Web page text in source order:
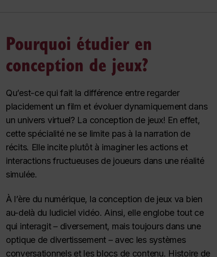
Pourquoi étudier en
conception de jeux?
Qu’est-ce qui fait la différence entre regarder
placidement un film et évoluer dynamiquement dans
un univers virtuel? La conception de jeux! En effet,
cette spécialité ne se limite pas à la narration de
récits. Elle incite plutôt à imaginer les actions et
interactions fructueuses de joueurs dans une réalité
simulée.
À l’ère du numérique, la conception de jeux va bien
au-delà du ludiciel vidéo. Ainsi, elle englobe tout ce
qui interagit – diversement, mais toujours dans une
optique de divertissement – avec les systèmes
conversationnels et les blocs de contenu. Histoire de